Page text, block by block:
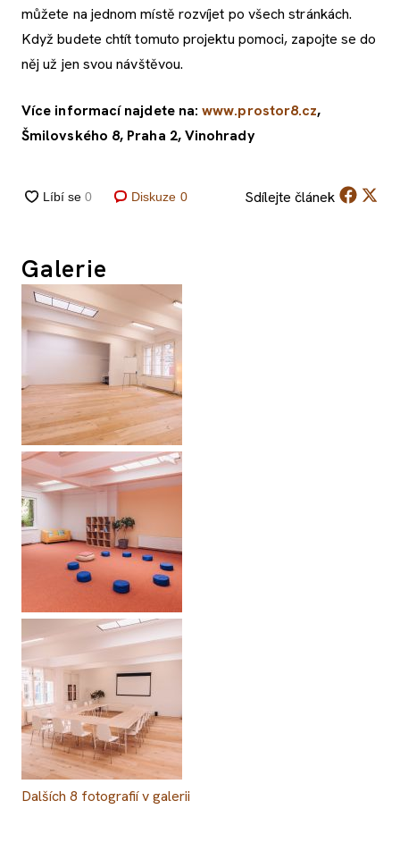
můžete na jednom místě rozvíjet po všech stránkách.
Když budete chtít tomuto projektu pomoci, zapojte se do
něj už jen svou návštěvou.
Více informací najdete na:www.prostor8.cz,
Šmilovského 8, Praha 2, Vinohrady
Diskuze 0 Sdílejte článek
Galerie
Dalších 8 fotografií v galerii